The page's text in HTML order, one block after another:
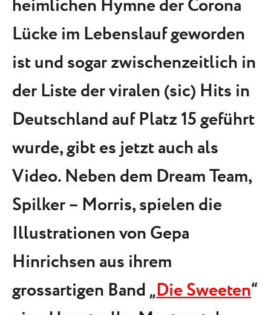
heimlichen Hymne der Corona
Lücke im Lebenslauf geworden
ist und sogar zwischenzeitlich in
der Liste der viralen (sic) Hits in
Deutschland auf Platz 15 geführt
wurde, gibt es jetzt auch als
Video. Neben dem Dream Team,
Spilker – Morris, spielen die
Illustrationen von Gepa
Hinrichsen aus ihrem
grossartigen Band „Die Sweeten“